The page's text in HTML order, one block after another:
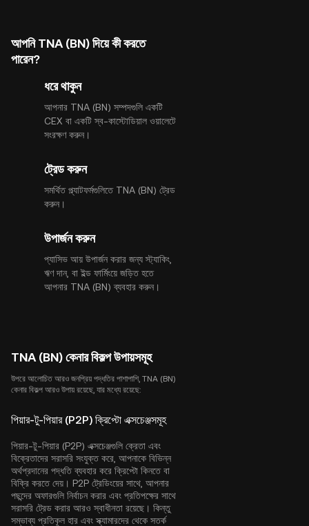
আপনি TNA (BN) দিয়ে কী করতে
পারেন?
ধরে থাকুন
আপনার TNA (BN) সম্পদগুলি একটি
CEX বা একটি স্ব-কাস্টোডিয়াল ওয়ালেটে
সংরক্ষণ করুন।
ট্রেড করুন
সমর্থিত প্ল্যাটফর্মগুলিতে TNA (BN) ট্রেড
করুন।
উপার্জন করুন
প্যাসিভ আয় উপার্জন করার জন্য স্ট্যাকিং,
ঋণ দান, বা ইল্ড ফার্মিংয়ে জড়িত হতে
আপনার TNA (BN) ব্যবহার করুন।
TNA (BN) কেনার বিকল্প উপায়সমূহ
উপরে আলোচিত আরও জনপ্রিয় পদ্ধতির পাশাপাশি, TNA (BN)
কেনার বিকল্প আরও উপায় রয়েছে, যার মধ্যে রয়েছে:
পিয়ার-টু-পিয়ার (P2P) ক্রিপ্টো এক্সচেঞ্জসমূহ
পিয়ার-টু-পিয়ার (P2P) এক্সচেঞ্জগুলি ক্রেতা এবং
বিক্রেতাদের সরাসরি সংযুক্ত করে, আপনাকে বিভিন্ন
অর্থপ্রদানের পদ্ধতি ব্যবহার করে ক্রিপ্টো কিনতে বা
বিক্রি করতে দেয়। P2P ট্রেডিংয়ের সাথে, আপনার
পছন্দের অফারগুলি নির্বাচন করার এবং প্রতিপক্ষের সাথে
সরাসরি ট্রেড করার আরও স্বাধীনতা রয়েছে। কিন্তু
সম্ভাব্য প্রতিকূল হার এবং স্ক্যামারদের থেকে সতর্ক